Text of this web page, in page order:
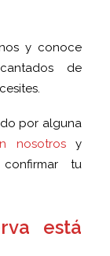
y conoce
de
por alguna
nosotrosy
confirmar tu
está